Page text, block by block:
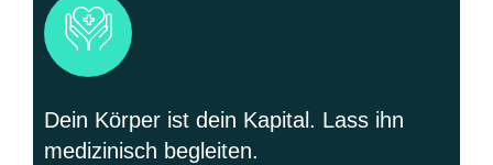
Dein Körper ist dein Kapital. Lass ihn
medizinisch begleiten.